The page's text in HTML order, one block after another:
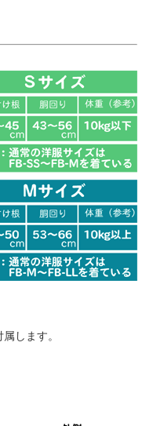
します。